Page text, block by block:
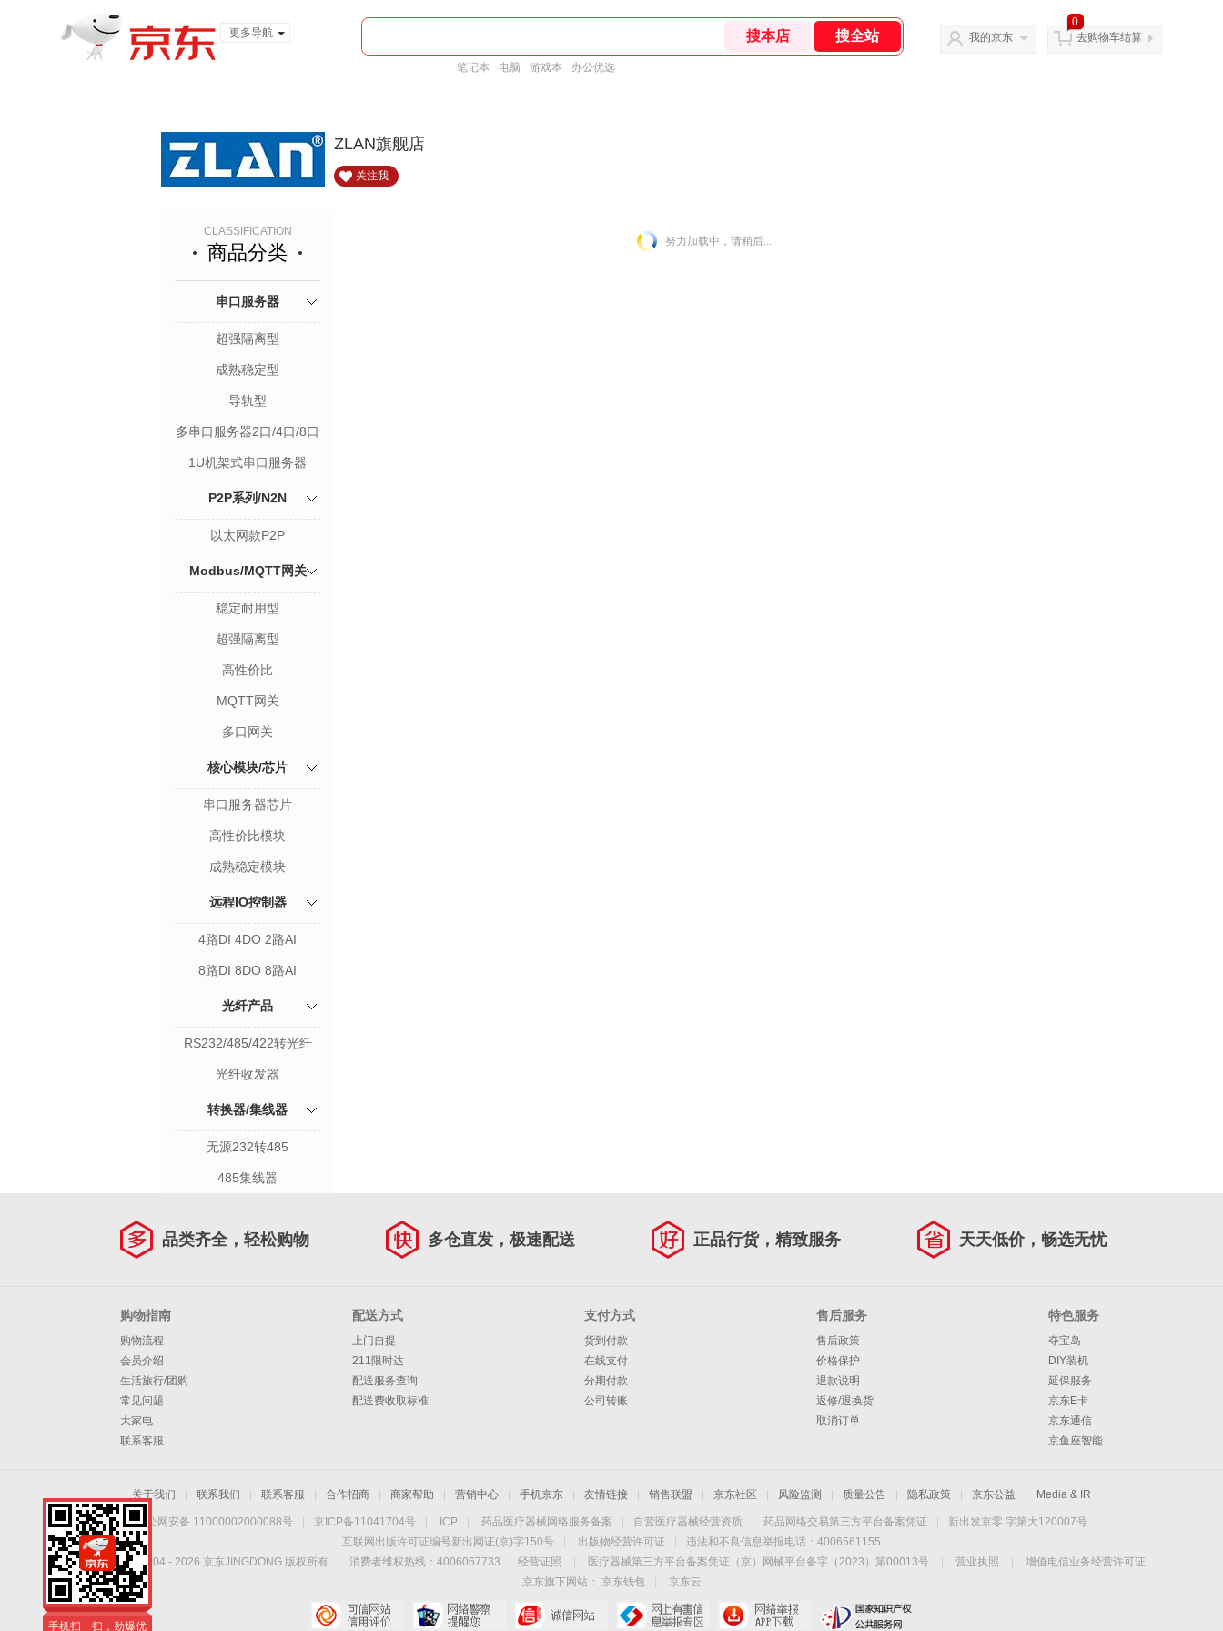
更多导航
笔记本 电脑 游戏本 办公优选
我的京东
0
去购物车结算
ZLAN旗舰店
关注我
CLASSIFICATION
商品分类
串口服务器
超强隔离型
成熟稳定型
导轨型
多串口服务器2口/4口/8口
1U机架式串口服务器
P2P系列/N2N
以太网款P2P
Modbus/MQTT网关
稳定耐用型
超强隔离型
高性价比
MQTT网关
多口网关
核心模块/芯片
串口服务器芯片
高性价比模块
成熟稳定模块
远程IO控制器
4路DI 4DO 2路AI
8路DI 8DO 8路AI
光纤产品
RS232/485/422转光纤
光纤收发器
转换器/集线器
无源232转485
485集线器
努力加载中，请稍后...
品类齐全，轻松购物 多仓直发，极速配送 正品行货，精致服务 天天低价，畅选无忧
购物指南
购物流程
会员介绍
生活旅行/团购
常见问题
大家电
联系客服
配送方式
上门自提
211限时达
配送服务查询
配送费收取标准
支付方式
货到付款
在线支付
分期付款
公司转账
售后服务
售后政策
价格保护
退款说明
返修/退换货
取消订单
特色服务
夺宝岛
DIY装机
延保服务
京东E卡
京东通信
京鱼座智能
关于我们 联系我们 联系客服 合作招商 商家帮助 营销中心 手机京东 友情链接 销售联盟 京东社区 风险监测 质量公告 隐私政策 京东公益 Media & IR
京公网安备 11000002000088号 京ICP备11041704号 ICP 药品医疗器械网络服务备案 自营医疗器械经营资质 药品网络交易第三方平台备案凭证
新出发京零 字第大120007号
互联网出版许可证编号新出网证(京)字150号
出版物经营许可证
违法和不良信息举报电话：4006561155
Copyright © 2004 - 2026 京东JINGDONG 版权所有 消费者维权热线：4006067733 经营证照 医疗器械第三方平台备案凭证（京）网械平台备字（2023）第00013号 营业执照
增值电信业务经营许可证
京东旗下网站：
京东钱包
京东云
手机扫一扫，劲爆优
惠触手可得！
手机扫一扫，劲爆优